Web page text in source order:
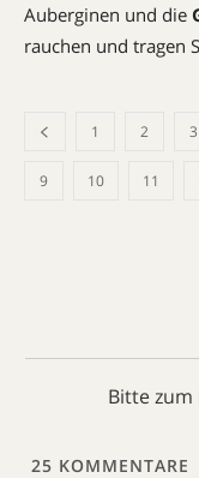
Auberginen und die
rauchen und tragen
1 2 3
9 10 11
Bitte
25 KOMMENTARE